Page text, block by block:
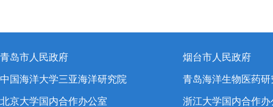
青岛市人民政府 烟台市人民政府
中国海洋大学三亚海洋研究院 青岛海洋生物医药研
北京大学国内合作办公室 浙江大学国内合作办